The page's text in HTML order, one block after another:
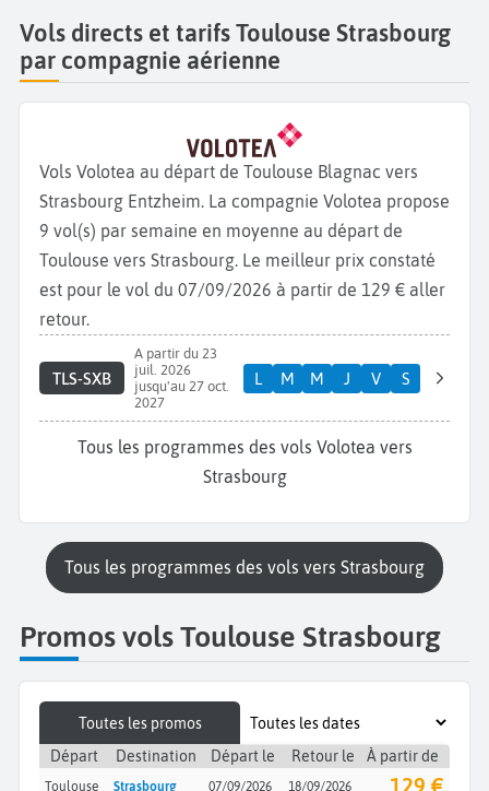
Vols directs et tarifs Toulouse Strasbourg
par compagnie aérienne
Vols Volotea au départ de Toulouse Blagnac vers
Strasbourg Entzheim. La compagnie Volotea propose
9 vol(s) par semaine en moyenne au départ de
Toulouse vers Strasbourg. Le meilleur prix constaté
est pour le vol du 07/09/2026 à partir de 129 € aller
retour.
TLS-SXB
A partir du 23
juil. 2026
jusqu'au 27 oct.
2027
L M M J V S
Tous les programmes des vols Volotea vers
Strasbourg
Tous les programmes des vols vers Strasbourg
Promos vols Toulouse Strasbourg
Toutes les promos
Départ
Destination Départ le Retour le À partir de
Toulouse Strasbourg 07/09/2026 18/09/2026